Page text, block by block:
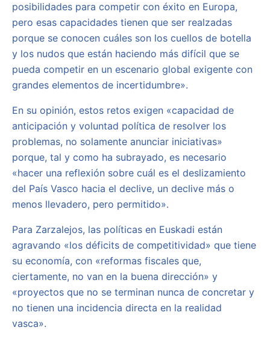
posibilidades para competir con éxito en Europa,
pero esas capacidades tienen que ser realzadas
porque se conocen cuáles son los cuellos de botella
y los nudos que están haciendo más difícil que se
pueda competir en un escenario global exigente con
grandes elementos de incertidumbre».
En su opinión, estos retos exigen «capacidad de
anticipación y voluntad política de resolver los
problemas, no solamente anunciar iniciativas»
porque, tal y como ha subrayado, es necesario
«hacer una reflexión sobre cuál es el deslizamiento
del País Vasco hacia el declive, un declive más o
menos llevadero, pero permitido».
Para Zarzalejos, las políticas en Euskadi están
agravando «los déficits de competitividad» que tiene
su economía, con «reformas fiscales que,
ciertamente, no van en la buena dirección» y
«proyectos que no se terminan nunca de concretar y
no tienen una incidencia directa en la realidad
vasca».